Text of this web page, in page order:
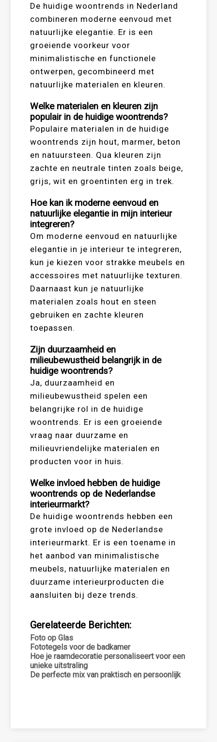
De huidige woontrends in Nederland
combineren moderne eenvoud met
natuurlijke elegantie. Er is een
groeiende voorkeur voor
minimalistische en functionele
ontwerpen, gecombineerd met
natuurlijke materialen en kleuren.
Welke materialen en kleuren zijn
populair in de huidige woontrends?
Populaire materialen in de huidige
woontrends zijn hout, marmer, beton
en natuursteen. Qua kleuren zijn
zachte en neutrale tinten zoals beige,
grijs, wit en groentinten erg in trek.
Hoe kan ik moderne eenvoud en
natuurlijke elegantie in mijn interieur
integreren?
Om moderne eenvoud en natuurlijke
elegantie in je interieur te integreren,
kun je kiezen voor strakke meubels en
accessoires met natuurlijke texturen.
Daarnaast kun je natuurlijke
materialen zoals hout en steen
gebruiken en zachte kleuren
toepassen.
Zijn duurzaamheid en
milieubewustheid belangrijk in de
huidige woontrends?
Ja, duurzaamheid en
milieubewustheid spelen een
belangrijke rol in de huidige
woontrends. Er is een groeiende
vraag naar duurzame en
milieuvriendelijke materialen en
producten voor in huis.
Welke invloed hebben de huidige
woontrends op de Nederlandse
interieurmarkt?
De huidige woontrends hebben een
grote invloed op de Nederlandse
interieurmarkt. Er is een toename in
het aanbod van minimalistische
meubels, natuurlijke materialen en
duurzame interieurproducten die
aansluiten bij deze trends.
Gerelateerde Berichten:
Foto op Glas
Fototegels voor de badkamer
Hoe je raamdecoratie personaliseert voor een
unieke uitstraling
De perfecte mix van praktisch en persoonlijk